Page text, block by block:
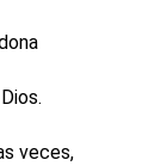
veces,